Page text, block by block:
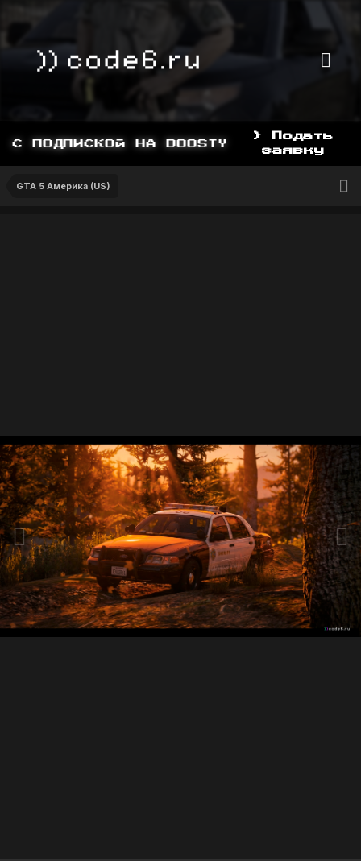
НА BOOSTY, BOOSTY.TO/
> Подать
заявку
GTA 5 Америка (US)